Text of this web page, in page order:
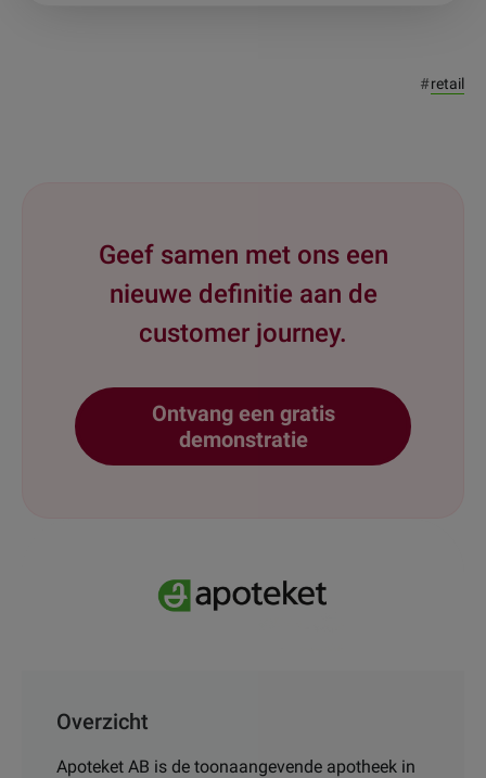
#retail
Geef samen met ons een
nieuwe definitie aan de
customer journey.
Ontvang een gratis
demonstratie
Overzicht
Apoteket AB is de toonaangevende apotheek in